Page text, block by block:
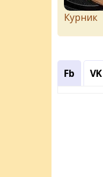
Курник
Fb VK